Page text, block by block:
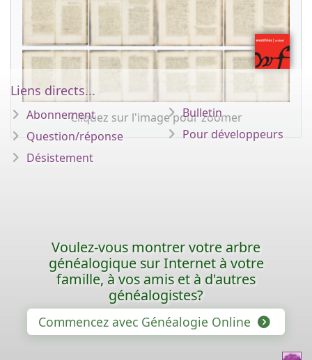
Cliquez sur l'image pour zoomer
Liens directs...
Abonnement
Question/réponse
Désistement
Bulletin
Pour développeurs
Voulez-vous montrer votre arbre
généalogique sur Internet à votre
famille, à vos amis et à d'autres
généalogistes?
Commencez avec Généalogie Online